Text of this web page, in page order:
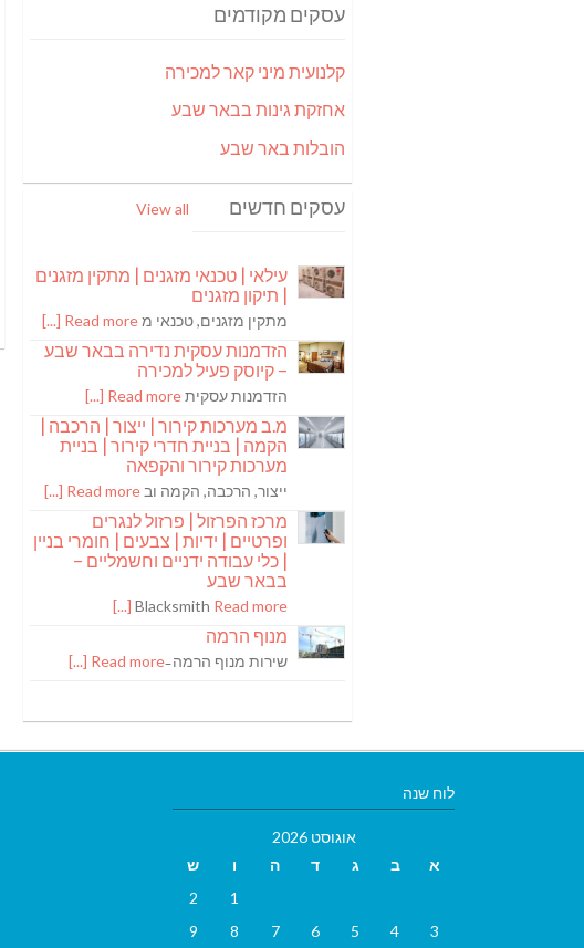
עסקים מקודמים
קלנועית מיני קאר למכירה
אחזקת גינות בבאר שבע
הובלות באר שבע
עסקים חדשים View all
עילאי | טכנאי מזגנים | מתקין מזגנים
| תיקון מזגנים
מתקין מזגנים, טכנאי מRead more [...]
הזדמנות עסקית נדירה בבאר שבע
– קיוסק פעיל למכירה
הזדמנות עסקיתRead more [...]
מ.ב מערכות קירור | ייצור | הרכבה |
הקמה | בניית חדרי קירור | בניית
מערכות קירור והקפאה
ייצור, הרכבה, הקמה וב Read more [...]
מרכז הפרזול | פרזול לנגרים
ופרטיים | ידיות | צבעים | חומרי בניין
| כלי עבודה ידניים וחשמליים –
בבאר שבע
Blacksmith Read more [...]
מנוף הרמה
שירות מנוף הרמה ̵Read more [...]
לוח שנה
אוגוסט 2026
א
ב ג ד ה ו
ש
1
2
3
4
5
6
7
8
9